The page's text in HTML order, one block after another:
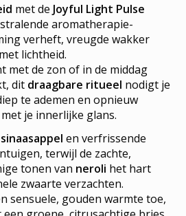
met de Joyful Light Pulse
aromatherapie-
verheft, vreugde wakker
lichtheid.
met de zon of in de middag
dit draagbare ritueel nodigt je
te ademen en opnieuw
je innerlijke glans.
en verfrissende
terwijl de zachte,
tonen van neroli het hart
zwaarte verzachten.
sensuele, gouden warmte toe,